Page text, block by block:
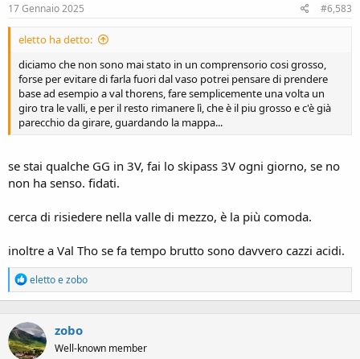
:
17 Gennaio 2025 #6,583
eletto ha detto:
diciamo che non sono mai stato in un comprensorio cosi grosso,
forse per evitare di farla fuori dal vaso potrei pensare di prendere
base ad esempio a val thorens, fare semplicemente una volta un
giro tra le valli, e per il resto rimanere lì, che è il piu grosso e c'è già
parecchio da girare, guardando la mappa...
se stai qualche GG in 3V, fai lo skipass 3V ogni giorno, se no
non ha senso. fidati.
cerca di risiedere nella valle di mezzo, è la più comoda.
inoltre a Val Tho se fa tempo brutto sono davvero cazzi acidi.
R
e
a
t
i
o
elettoezobo
zobo
Well-known member